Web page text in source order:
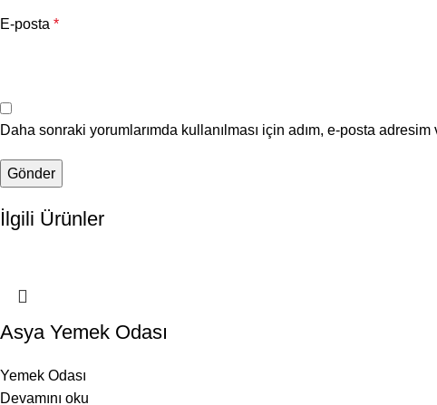
E-posta *
Daha sonraki yorumlarımda kullanılması için adım, e-posta
İlgili Ürünler
Asya Yemek Odası
Yemek Odası
Devamını oku